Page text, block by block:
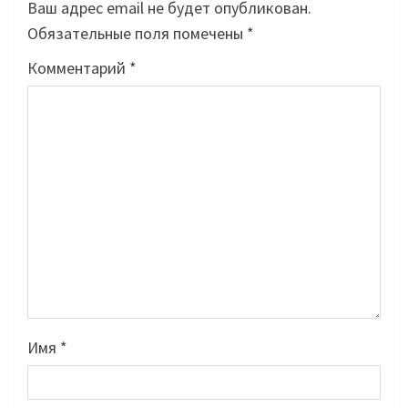
Ваш адрес email не будет опубликован.
Обязательные поля помечены *
Комментарий *
Имя *